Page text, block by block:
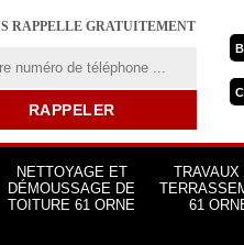
RAPPELLE GRATUITEMENT
NETTOYAGE ET
DÉMOUSSAGE DE
TOITURE 61 ORNE
TRAVAUX
61